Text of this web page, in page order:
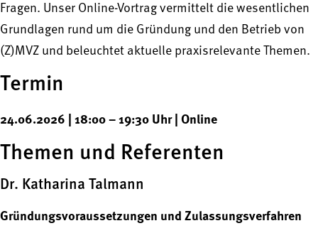
Fragen. Unser Online-Vortrag vermittelt die wesentlichen
Grundlagen rund um die Gründung und den Betrieb von
(Z)MVZ und beleuchtet aktuelle praxisrelevante Themen.
Termin
24.06.2026 | 18:00 – 19:30 Uhr | Online
Themen und Referenten
Dr. Katharina Talmann
Gründungsvoraussetzungen und Zulassungsverfahren